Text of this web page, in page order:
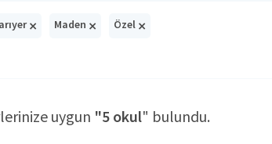
× Maden × Özel ×
uygun "5 okul" bulundu.